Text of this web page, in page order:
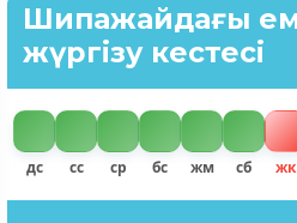
Шипажайдағы
жүргізу кестесі
дс сс ср бс жм сб жк